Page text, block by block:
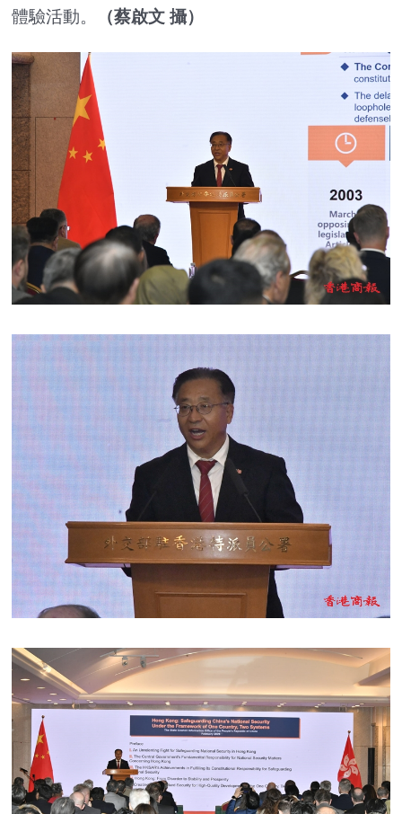
體驗活動。 （蔡啟文 攝）